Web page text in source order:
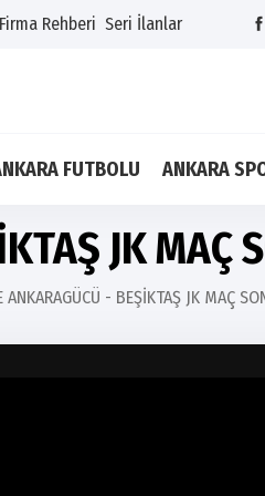
Firma Rehberi Seri İlanlar
FUTBOLU ANKARA
JK MAÇ
ANKARAGÜCÜ - BEŞİKTAŞ JK MAÇ